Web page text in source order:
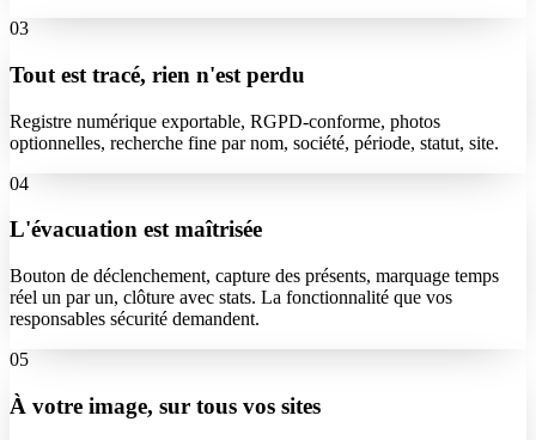
03
Tout est tracé, rien n'est perdu
Registre numérique exportable, RGPD-conforme, photos
optionnelles, recherche fine par nom, société, période, statut, site.
04
L'évacuation est maîtrisée
Bouton de déclenchement, capture des présents, marquage temps
réel un par un, clôture avec stats. La fonctionnalité que vos
responsables sécurité demandent.
05
À votre image, sur tous vos sites